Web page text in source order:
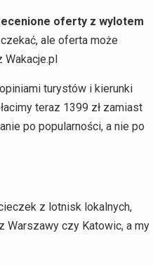
oferty z wylotem
ale oferta może
Wakacje.pl
turystów i kierunki
teraz 1399 zł zamiast
po popularności, a nie po
z lotnisk lokalnych,
Warszawy czy Katowic, a my